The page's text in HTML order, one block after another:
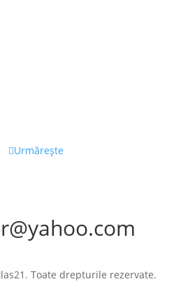
Urmărește
Toate drepturile rezervate.